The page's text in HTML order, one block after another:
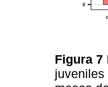
Figura 7